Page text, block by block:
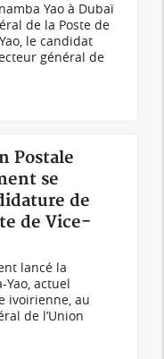
Yao à Dubaï
de la Poste de
le candidat
général de
Postale
se
de
de Vice-
lancé la
Yao, actuel
ivoirienne, au
de l’Union